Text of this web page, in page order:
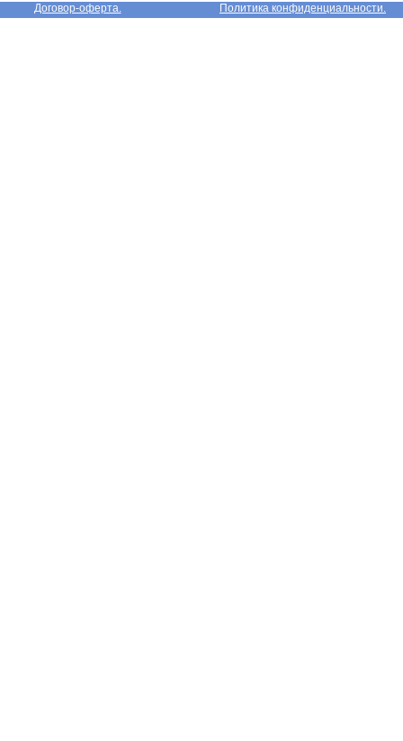
Договор-оферта. Политика конфиденциальности.